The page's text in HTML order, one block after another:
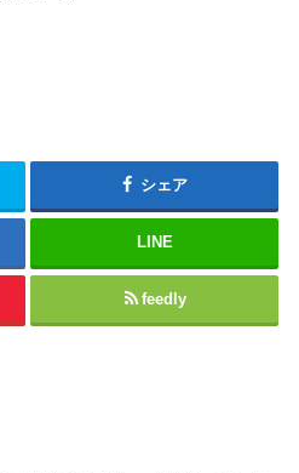
シェア
LINE
feedly